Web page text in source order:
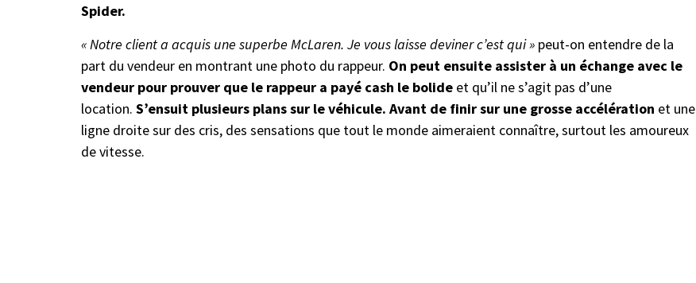
Spider.
« Notre client a acquis une superbe McLaren. Je vous laisse deviner c’est qui » peut-on entendre de la
part du vendeur en montrant une photo du rappeur. On peut ensuite assister à un échange avec le
vendeur pour prouver que le rappeur a payé cash le bolide et qu’il ne s’agit pas d’une
location. S’ensuit plusieurs plans sur le véhicule. Avant de finir sur une grosse accélération et une
ligne droite sur des cris, des sensations que tout le monde aimeraient connaître, surtout les amoureux
de vitesse.